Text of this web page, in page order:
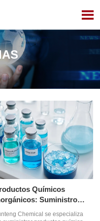

Químicos
Suministro
de Junteng
Chemical se especializa